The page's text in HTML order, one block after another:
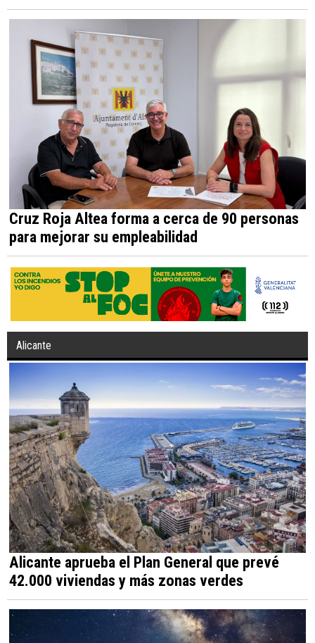
Cruz Roja Altea forma a cerca de 90 personas
para mejorar su empleabilidad
Alicante
Alicante aprueba el Plan General que prevé
42.000 viviendas y más zonas verdes